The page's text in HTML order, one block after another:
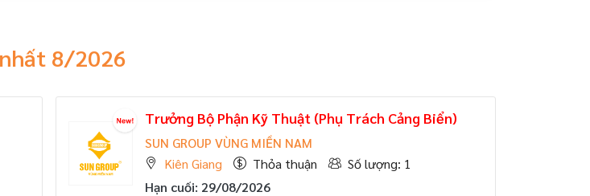
8/2026
Trưởng Bộ Phận Kỹ Thuật (Phụ Trách Cảng Biển)
SUN GROUP VÙNG MIỀN NAM
Kiên Giang
Thỏa thuận
Số lượng: 1
Hạn cuối: 29/08/2026